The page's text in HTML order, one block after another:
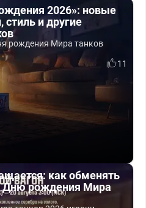
2026»: новые
стиль и другие
рождения Мира танков
11
как обменять
Дню рождения Мира